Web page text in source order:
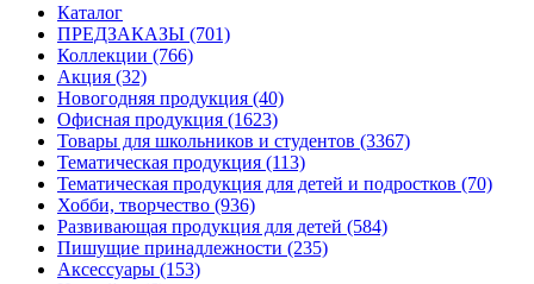
Каталог
ПРЕДЗАКАЗЫ (701)
Коллекции (766)
Акция (32)
Новогодняя продукция (40)
Офисная продукция (1623)
Товары для школьников и студентов (3367)
Тематическая продукция (113)
Тематическая продукция для детей и подростков (70)
Хобби, творчество (936)
Развивающая продукция для детей (584)
Пишущие принадлежности (235)
Аксессуары (153)